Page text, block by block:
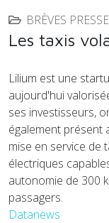
BRÈVES PRESSE
Les taxis
Lilium est une
aujourd'hui
ses investisseurs,
également présent
mise en service de
électriques
autonomie de 300
passagers.
Datanews